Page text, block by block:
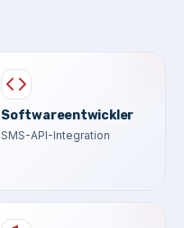
Softwareentwickler
SMS-API-Integration